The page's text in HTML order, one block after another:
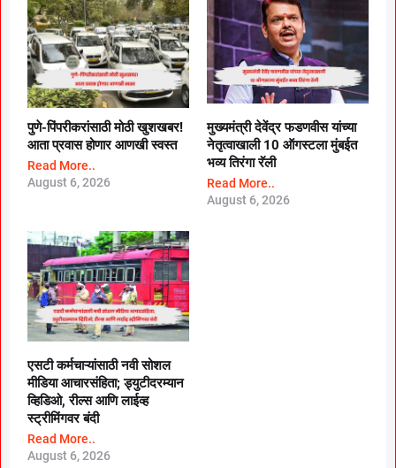
पुणे-पिंपरीकरांसाठी मोठी खुशखबर!
आता प्रवास होणार आणखी स्वस्त
Read More..
August 6, 2026
मुख्यमंत्री देवेंद्र फडणवीस यांच्या
नेतृत्वाखाली 10 ऑगस्टला मुंबईत
भव्य तिरंगा रॅली
Read More..
August 6, 2026
एसटी कर्मचाऱ्यांसाठी नवी सोशल
मीडिया आचारसंहिता; ड्युटीदरम्यान
व्हिडिओ, रील्स आणि लाईव्ह
स्ट्रीमिंगवर बंदी
Read More..
August 6, 2026